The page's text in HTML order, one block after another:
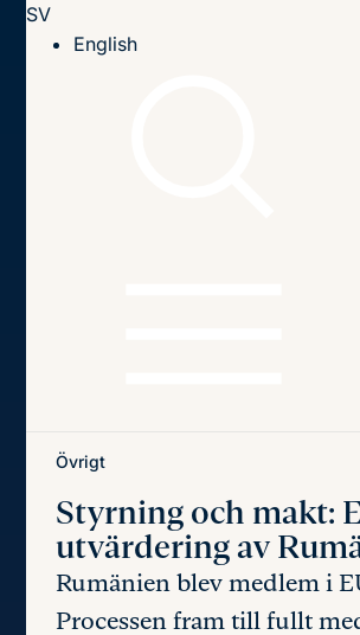
SV
English
Övrigt
Styrning och makt:
utvärdering av
Rumänien blev medlem i
Processen fram till fullt